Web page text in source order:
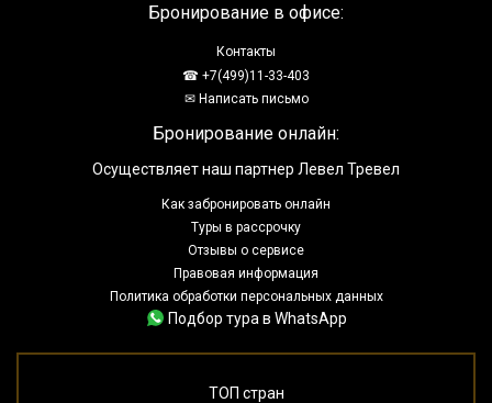
Бронирование в офисе:
Контакты
☎ +7(499)11-33-403
✉ Написать письмо
Бронирование онлайн:
Осуществляет наш партнер Левел Тревел
Как забронировать онлайн
Туры в рассрочку
Отзывы о сервисе
Правовая информация
Политика обработки персональных данных
Подбор тура в WhatsApp
ТОП стран